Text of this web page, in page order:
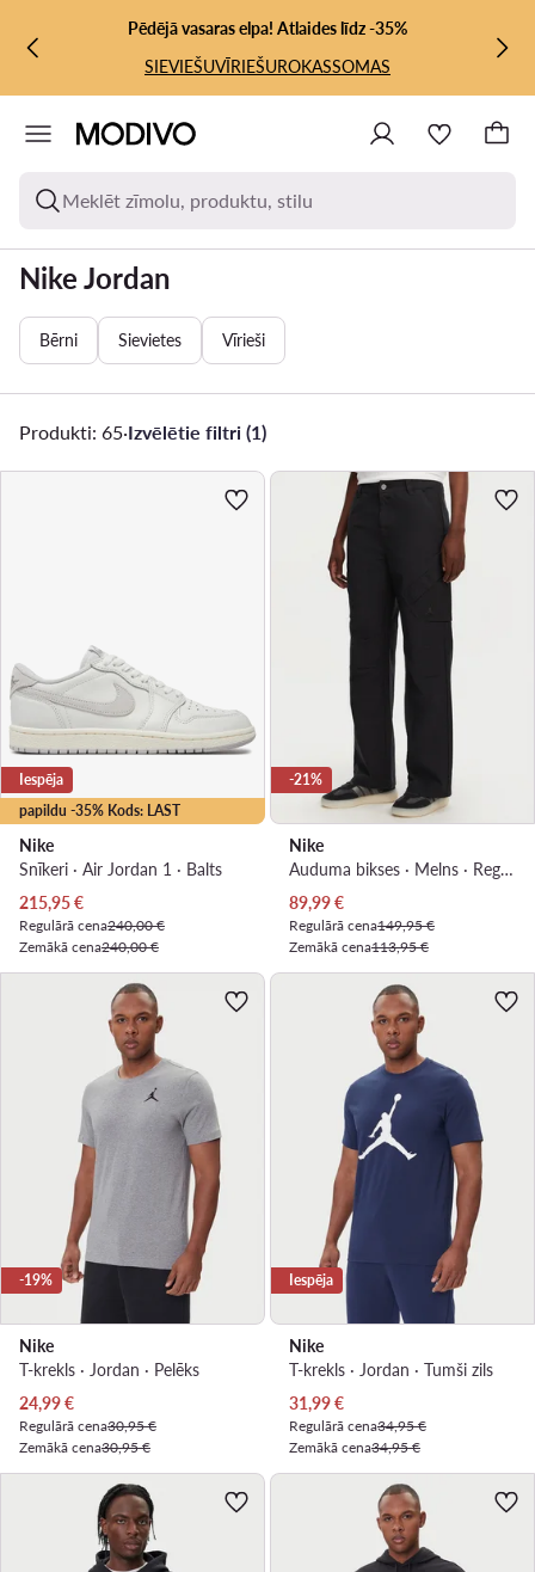
PĀRIET UZ GALVENO SATURU
PĀRIET UZ MEKLĒŠANUPēdējā vasaras elpa! Atlaides līdz -35%
SIEVIEŠUVĪRIEŠUROKASSOMAS
Meklēt zīmolu, produktu, stilu
Nike Jordan
Bērni Sievietes Vīrieši
Produkti: 65·Izvēlētie filtri (1)
papildu -35% Kods: LAST
Iespēja
Nike
Snīkeri · Air Jordan 1 · Balts
Pašreizējā cena
215,95€
Regulārā cena240,00 €
Zemākā cena240,00 €
-21%
Nike
Auduma bikses · Melns · Regular Fit
Pašreizējā cena
89,99€
Regulārā cena149,95 €
Zemākā cena113,95 €
-19%
Nike
T-krekls · Jordan · Pelēks
Pašreizējā cena
24,99€
Regulārā cena30,95 €
Zemākā cena30,95 €
Iespēja
Nike
T-krekls · Jordan · Tumši zils
Pašreizējā cena
31,99€
Regulārā cena34,95 €
Zemākā cena34,95 €